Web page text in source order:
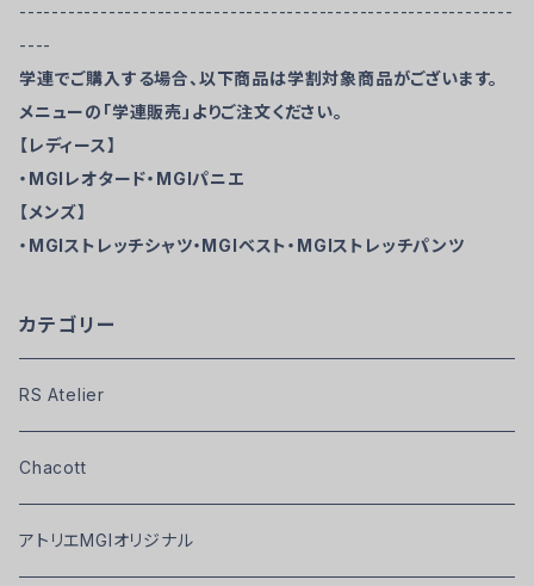
-------------------------------------------------------------
----
学連でご購入する場合、以下商品は学割対象商品がございます。
メニューの「学連販売」よりご注文ください。
【レディース】
・MGIレオタード・MGIパニエ
【メンズ】
・MGIストレッチシャツ・MGIベスト・MGIストレッチパンツ
カテゴリー
RS Atelier
Chacott
アトリエMGIオリジナル